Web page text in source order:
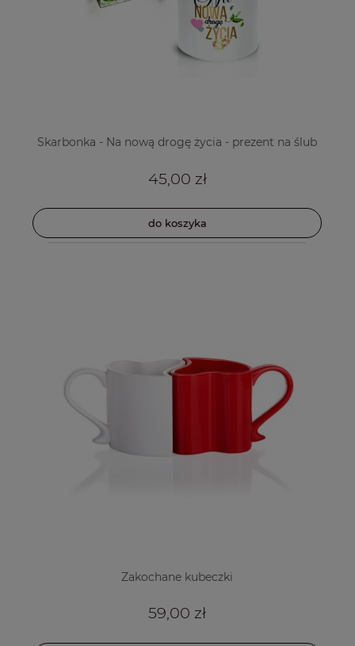
Skarbonka - Na nową drogę życia - prezent na ślub
45,00 zł
do koszyka
Zakochane kubeczki
59,00 zł